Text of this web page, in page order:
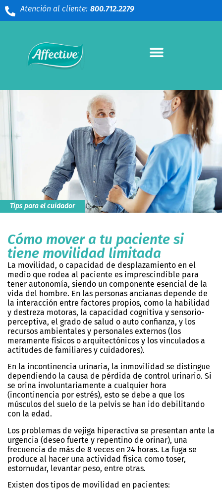
Atención al cliente: 800.712.2279
Tips para el cuidador
Cómo mover a tu paciente si
tiene movilidad limitada
La movilidad, o capacidad de desplazamiento en el
medio que rodea al paciente es imprescindible para
tener autonomía, siendo un componente esencial de la
vida del hombre. En las personas ancianas depende de
la interacción entre factores propios, como la habilidad
y destreza motoras, la capacidad cognitiva y sensorio-
perceptiva, el grado de salud o auto confianza, y los
recursos ambientales y personales externos (los
meramente físicos o arquitectónicos y los vinculados a
actitudes de familiares y cuidadores).
En la incontinencia urinaria, la inmovilidad se distingue
dependiendo la causa de pérdida de control urinario. Si
se orina involuntariamente a cualquier hora
(incontinencia por estrés), esto se debe a que los
músculos del suelo de la pelvis se han ido debilitando
con la edad.
Los problemas de vejiga hiperactiva se presentan ante la
urgencia (deseo fuerte y repentino de orinar), una
frecuencia de más de 8 veces en 24 horas. La fuga se
produce al hacer una actividad física como toser,
estornudar, levantar peso, entre otras.
Existen dos tipos de movilidad en pacientes: